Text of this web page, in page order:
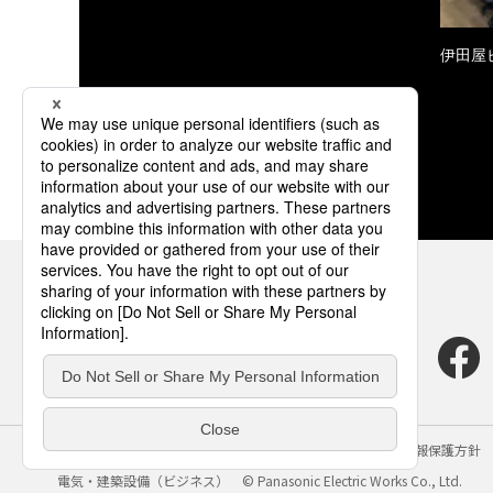
伊田屋
サイトのご利用にあたって クッキーポリシー
個人情報保護方針
電気・建築設備（ビジネス）
© Panasonic Electric Works Co., Ltd.